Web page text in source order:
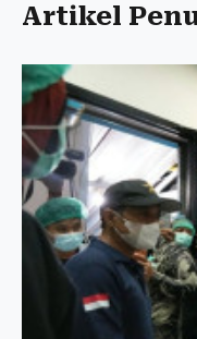
Artikel